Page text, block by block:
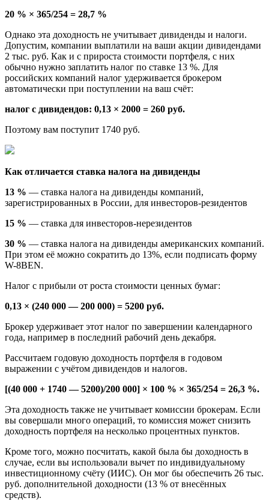
20 % × 365/254 = 28,7 %
Однако эта доходность не учитывает дивиденды и налоги.
Допустим, компании выплатили на ваши акции дивидендами
2 тыс. руб. Как и с прироста стоимости портфеля, с них
обычно нужно заплатить налог по ставке 13 %. Для
российских компаний налог удерживается брокером
автоматически при поступлении на ваш счёт:
налог с дивидендов: 0,13 × 2000 = 260 руб.
Поэтому вам поступит 1740 руб.
Как отличается ставка налога на дивиденды
13 % — ставка налога на дивиденды компаний,
зарегистрированных в России, для инвесторов-резидентов
15 % — ставка для инвесторов-нерезидентов
30 % — ставка налога на дивиденды американских компаний.
При этом её можно сократить до 13%, если подписать форму
W-8BEN.
Налог с прибыли от роста стоимости ценных бумаг:
0,13 × (240 000 — 200 000) = 5200 руб.
Брокер удерживает этот налог по завершении календарного
года, например в последний рабочий день декабря.
Рассчитаем годовую доходность портфеля в годовом
выражении с учётом дивидендов и налогов.
[(40 000 + 1740 — 5200)/200 000] × 100 % × 365/254 = 26,3 %.
Эта доходность также не учитывает комиссии брокерам. Если
вы совершали много операций, то комиссия может снизить
доходность портфеля на несколько процентных пунктов.
Кроме того, можно посчитать, какой была бы доходность в
случае, если вы использовали вычет по индивидуальному
инвестиционному счёту (ИИС). Он мог бы обеспечить 26 тыс.
руб. дополнительной доходности (13 % от внесённых
средств).